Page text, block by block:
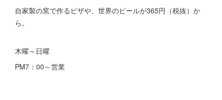
自家製の窯で作るピザや、世界のビールが365円（税抜）か
ら。
木曜～日曜
PM7：00～営業